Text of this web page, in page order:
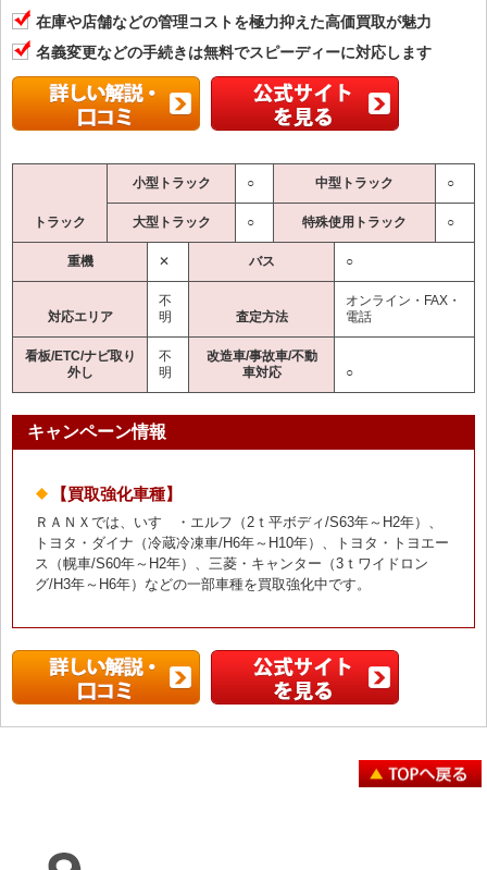
在庫や店舗などの管理コストを極力抑えた高価買取が魅力
名義変更などの手続きは無料でスピーディーに対応します
トラック
小型トラック ○ 中型トラック ○
大型トラック ○ 特殊使用トラック ○
重機 ✕ バス ○
対応エリア
不
明
査定方法
オンライン・FAX・
電話
看板/ETC/ナビ取り
外し
不
明
改造車/事故車/不動
車対応
○
キャンペーン情報
【買取強化車種】
ＲＡＮＸでは、いすゞ・エルフ（2ｔ平ボディ/S63年～H2年）、
トヨタ・ダイナ（冷蔵冷凍車/H6年～H10年）、トヨタ・トヨエー
ス（幌車/S60年～H2年）、三菱・キャンター（3ｔワイドロン
グ/H3年～H6年）などの一部車種を買取強化中です。